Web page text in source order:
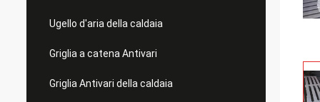
Ugello d'aria della caldaia
Griglia a catena Antivari
Griglia Antivari della caldaia